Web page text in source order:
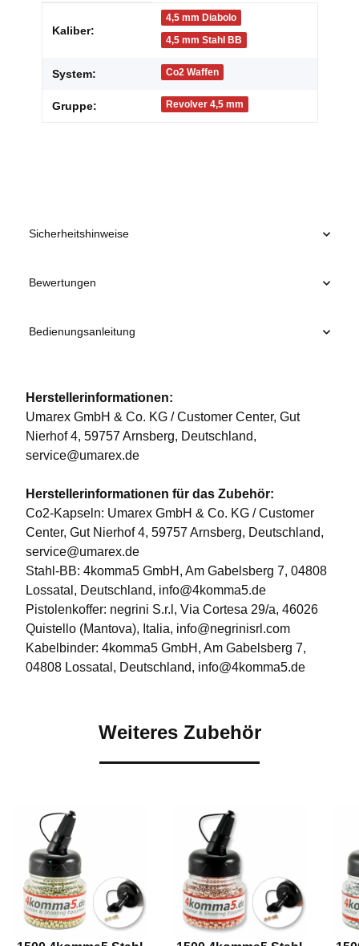
Produkteigenschaft
Kaliber:
4,5 mm Diabolo
4,5 mm Stahl BB
System: Co2 Waffen
Gruppe: Revolver 4,5 mm
Sicherheitshinweise
Bewertungen
Bedienungsanleitung
Herstellerinformationen:
Umarex GmbH & Co. KG / Customer Center, Gut
Nierhof 4, 59757 Arnsberg, Deutschland,
service@umarex.de
Herstellerinformationen für das Zubehör:
Co2-Kapseln: Umarex GmbH & Co. KG / Customer
Center, Gut Nierhof 4, 59757 Arnsberg, Deutschland,
service@umarex.de
Stahl-BB: 4komma5 GmbH, Am Gabelsberg 7, 04808
Lossatal, Deutschland, info@4komma5.de
Pistolenkoffer: negrini S.r.l, Via Cortesa 29/a, 46026
Quistello (Mantova), Italia, info@negrinisrl.com
Kabelbinder: 4komma5 GmbH, Am Gabelsberg 7,
04808 Lossatal, Deutschland, info@4komma5.de
Weiteres Zubehör